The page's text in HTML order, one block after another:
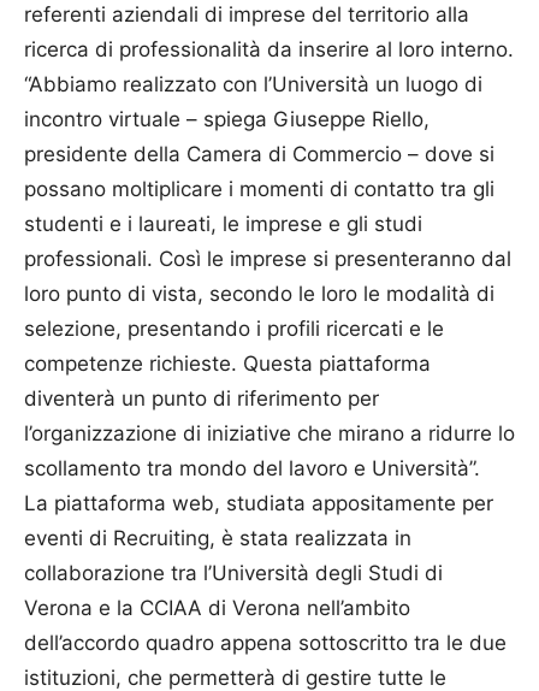
referenti aziendali di imprese del territorio alla
ricerca di professionalità da inserire al loro interno.
“Abbiamo realizzato con l’Università un luogo di
incontro virtuale – spiega Giuseppe Riello,
presidente della Camera di Commercio – dove si
possano moltiplicare i momenti di contatto tra gli
studenti e i laureati, le imprese e gli studi
professionali. Così le imprese si presenteranno dal
loro punto di vista, secondo le loro le modalità di
selezione, presentando i profili ricercati e le
competenze richieste. Questa piattaforma
diventerà un punto di riferimento per
l’organizzazione di iniziative che mirano a ridurre lo
scollamento tra mondo del lavoro e Università”.
La piattaforma web, studiata appositamente per
eventi di Recruiting, è stata realizzata in
collaborazione tra l’Università degli Studi di
Verona e la CCIAA di Verona nell’ambito
dell’accordo quadro appena sottoscritto tra le due
istituzioni, che permetterà di gestire tutte le